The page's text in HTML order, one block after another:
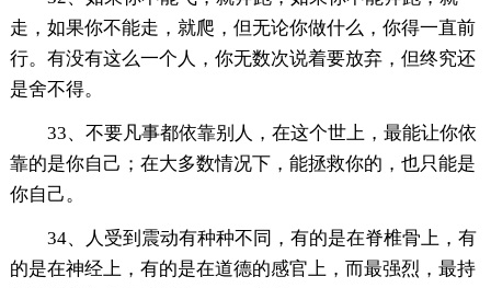
走，如果你不能走，就爬，但无论你做什么，你得一直前
行。有没有这么一个人，你无数次说着要放弃，但终究还
是舍不得。
33、不要凡事都依靠别人，在这个世上，最能让你依
靠的是你自己；在大多数情况下，能拯救你的，也只能是
你自己。
34、人受到震动有种种不同，有的是在脊椎骨上，有
的是在神经上，有的是在道德的感官上，而最强烈，最持